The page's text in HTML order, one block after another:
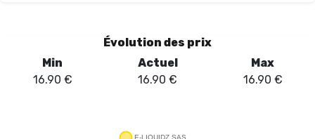
Évolution des prix
Min
16.90 €
Actuel
16.90 €
Max
16.90 €